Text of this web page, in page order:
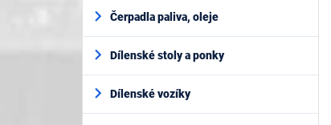
Čerpadla paliva, oleje
Dílenské stoly a ponky
Dílenské vozíky